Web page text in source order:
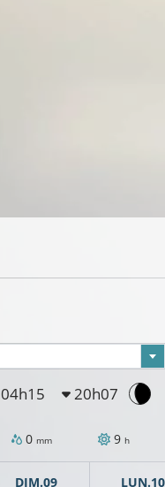
04h15 20h07
0 mm 9 h
DIM.09 LUN.10